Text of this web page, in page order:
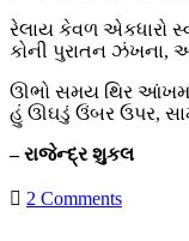
રેલાય કેવળ એકધારો
કોની પુરાતન ઝંખના,
ઊભો સમય થિર
હું ઊઘડું ઉંબર ઉપર,
– રાજેન્દ્ર શુકલ
2 Comments